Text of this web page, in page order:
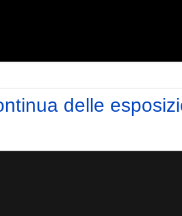
delle